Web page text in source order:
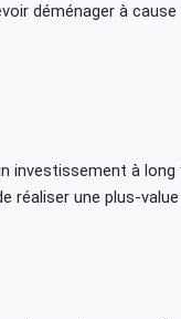
déménager à
investissement à long
réaliser une plus-